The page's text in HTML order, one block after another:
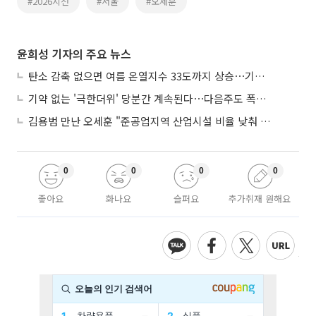
윤희성 기자의 주요 뉴스
탄소 감축 없으면 여름 온열지수 33도까지 상승⋯기상청, 2100년 미래전망
기약 없는 '극한더위' 당분간 계속된다⋯다음주도 폭염·열대야 지속
김용범 만난 오세훈 "준공업지역 산업시설 비율 낮춰 공급 늘려야"
좋아요
0
화나요
0
슬퍼요
0
추가취재 원해요
0